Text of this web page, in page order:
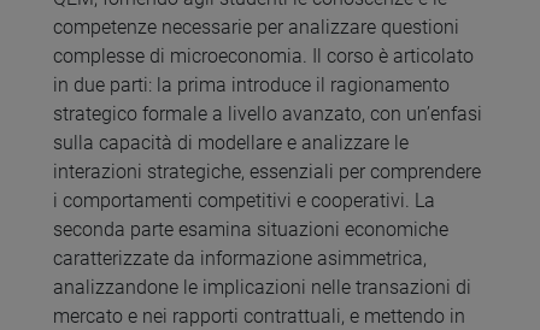
competenze necessarie per analizzare questioni
complesse di microeconomia. Il corso è articolato
in due parti: la prima introduce il ragionamento
strategico formale a livello avanzato, con un’enfasi
sulla capacità di modellare e analizzare le
interazioni strategiche, essenziali per comprendere
i comportamenti competitivi e cooperativi. La
seconda parte esamina situazioni economiche
caratterizzate da informazione asimmetrica,
analizzandone le implicazioni nelle transazioni di
mercato e nei rapporti contrattuali, e mettendo in